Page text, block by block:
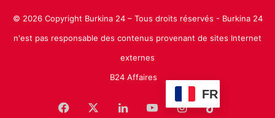
© 2026 Copyright Burkina 24 – Tous droits réservés - Burkina 24
n'est pas responsable des contenus provenant de sites Internet
externes
B24 Affaires
FR
Facebook LinkedinYouTubeInstagram
TikTok